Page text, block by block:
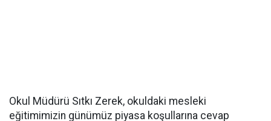
Okul Müdürü Sıtkı Zerek, okuldaki mesleki
eğitimimizin günümüz piyasa koşullarına cevap